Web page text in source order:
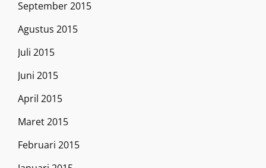
September 2015
Agustus 2015
Juli 2015
Juni 2015
April 2015
Maret 2015
Februari 2015